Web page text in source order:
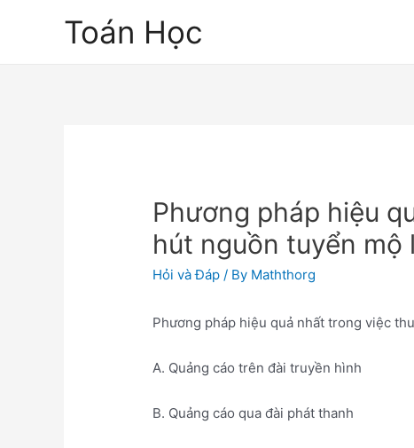
Toán Học
Phương pháp hiệu
hút nguồn tuyển mộ
Hỏi và Đáp / By Maththorg
Phương pháp hiệu quả nhất trong việc
A. Quảng cáo trên đài truyền hình
B. Quảng cáo qua đài phát thanh